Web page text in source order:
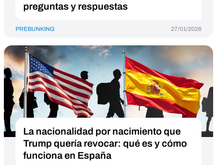
preguntas y respuestas
PREBUNKING 27/01/2026
La nacionalidad por nacimiento que
Trump quería revocar: qué es y cómo
funciona en España